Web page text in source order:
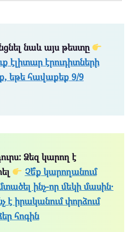
նաև այս թեստը
էլիտար էրուդիտների
եթե հավաքեք 9/9
Ձեզ կարող է
Չե՞ք կարողանում
ինչ-որ մեկի մասին․
է իրականում փորձում
հոգին